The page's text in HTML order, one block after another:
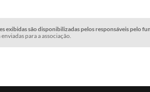
são disponibilizadas pelos responsáveis pelo
para a associação.